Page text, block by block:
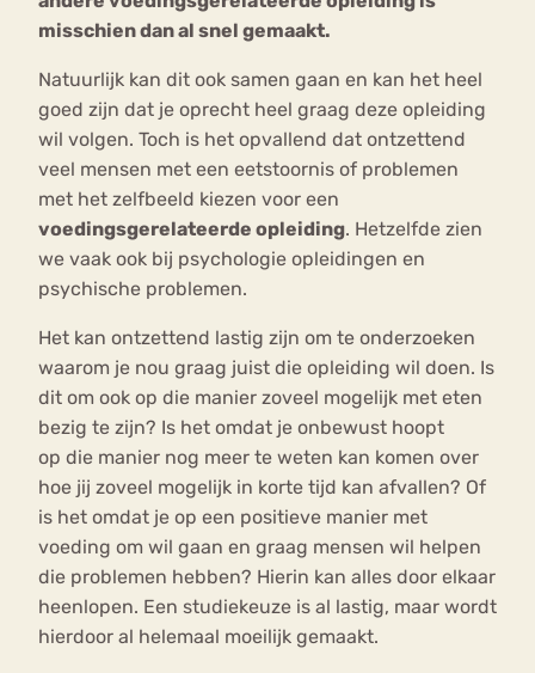
misschien dan al snel gemaakt.
Natuurlijk kan dit ook samen gaan en kan het heel
goed zijn dat je oprecht heel graag deze opleiding
wil volgen. Toch is het opvallend dat ontzettend
veel mensen met een eetstoornis of problemen
met het zelfbeeld kiezen voor een
voedingsgerelateerde opleiding. Hetzelfde zien
we vaak ook bij psychologie opleidingen en
psychische problemen.
Het kan ontzettend lastig zijn om te onderzoeken
waarom je nou graag juist die opleiding wil doen. Is
dit om ook op die manier zoveel mogelijk met eten
bezig te zijn? Is het omdat je onbewust hoopt
op die manier nog meer te weten kan komen over
hoe jij zoveel mogelijk in korte tijd kan afvallen? Of
is het omdat je op een positieve manier met
voeding om wil gaan en graag mensen wil helpen
die problemen hebben? Hierin kan alles door elkaar
heenlopen. Een studiekeuze is al lastig, maar wordt
hierdoor al helemaal moeilijk gemaakt.